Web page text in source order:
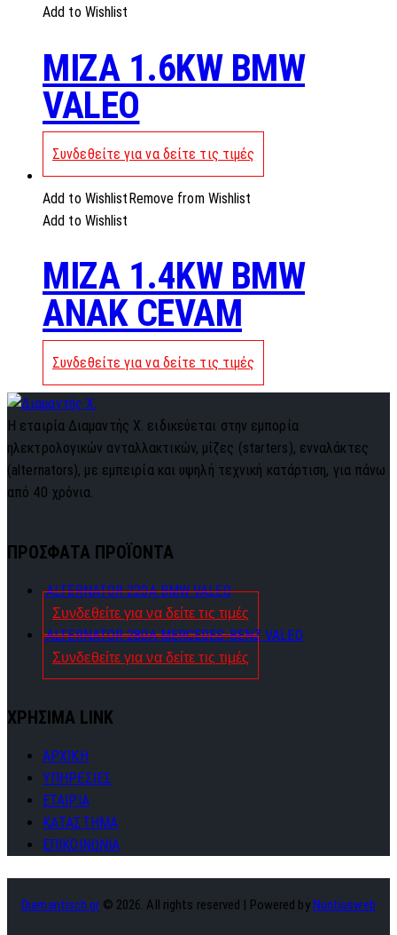
Add to Wishlist
MIZA 1.6KW BMW
VALEO
Συνδεθείτε για να δείτε τις τιμές
Add to Wishlist Remove from Wishlist
Add to Wishlist
MIZA 1.4KW BMW
ANAK CEVAM
Συνδεθείτε για να δείτε τις τιμές
Η εταιρία Διαμαντής Χ. ειδικεύεται στην εμπορία
ηλεκτρολογικών ανταλλακτικών, μίζες (starters), ενναλάκτες
(alternators), με εμπειρία και υψηλή τεχνική κατάρτιση, για πάνω
από 40 χρόνια.
ΠΡΟΣΦΑΤΑ ΠΡΟΪΟΝΤΑ
ALTERNATOR 220A BMW VALEO
Συνδεθείτε για να δείτε τις τιμές
ALTERNATOR 280A MERCEDES-BENZ VALEO
Συνδεθείτε για να δείτε τις τιμές
ΧΡΗΣΙΜΑ LINK
ΑΡΧΙΚΗ
ΥΠΗΡΕΣΙΕΣ
ΕΤΑΙΡΙΑ
ΚΑΤΑΣΤΗΜΑ
ΕΠΙΚΟΙΝΩΝΙΑ
Diamantisch.gr © 2026. All rights reserved | Powered by Nuntiusweb